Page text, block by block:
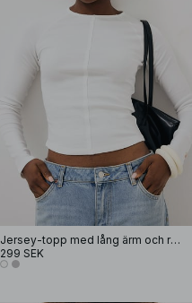
Jersey-topp med lång ärm och rundad fåll
299 SEK